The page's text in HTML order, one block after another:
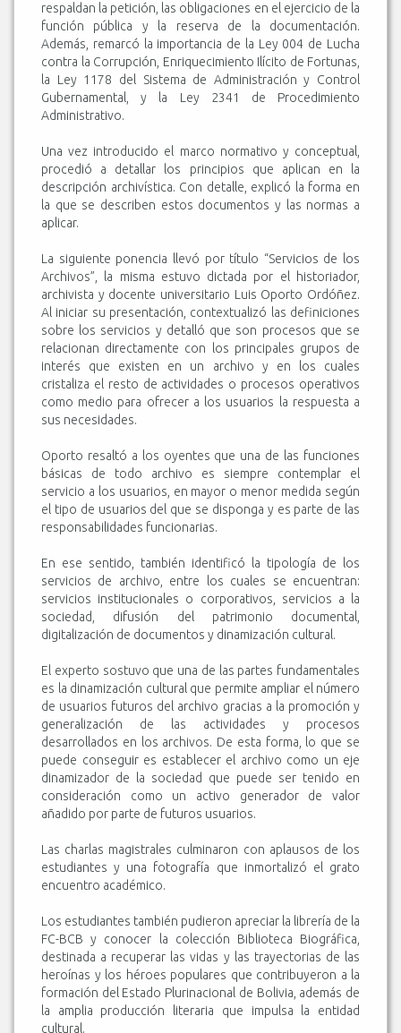
respaldan la petición, las obligaciones en el ejercicio de la
función pública y la reserva de la documentación.
Además, remarcó la importancia de la Ley 004 de Lucha
contra la Corrupción, Enriquecimiento Ilícito de Fortunas,
la Ley 1178 del Sistema de Administración y Control
Gubernamental, y la Ley 2341 de Procedimiento
Administrativo.
Una vez introducido el marco normativo y conceptual,
procedió a detallar los principios que aplican en la
descripción archivística. Con detalle, explicó la forma en
la que se describen estos documentos y las normas a
aplicar.
La siguiente ponencia llevó por título “Servicios de los
Archivos”, la misma estuvo dictada por el historiador,
archivista y docente universitario Luis Oporto Ordóñez.
Al iniciar su presentación, contextualizó las definiciones
sobre los servicios y detalló que son procesos que se
relacionan directamente con los principales grupos de
interés que existen en un archivo y en los cuales
cristaliza el resto de actividades o procesos operativos
como medio para ofrecer a los usuarios la respuesta a
sus necesidades.
Oporto resaltó a los oyentes que una de las funciones
básicas de todo archivo es siempre contemplar el
servicio a los usuarios, en mayor o menor medida según
el tipo de usuarios del que se disponga y es parte de las
responsabilidades funcionarias.
En ese sentido, también identificó la tipología de los
servicios de archivo, entre los cuales se encuentran:
servicios institucionales o corporativos, servicios a la
sociedad, difusión del patrimonio documental,
digitalización de documentos y dinamización cultural.
El experto sostuvo que una de las partes fundamentales
es la dinamización cultural que permite ampliar el número
de usuarios futuros del archivo gracias a la promoción y
generalización de las actividades y procesos
desarrollados en los archivos. De esta forma, lo que se
puede conseguir es establecer el archivo como un eje
dinamizador de la sociedad que puede ser tenido en
consideración como un activo generador de valor
añadido por parte de futuros usuarios.
Las charlas magistrales culminaron con aplausos de los
estudiantes y una fotografía que inmortalizó el grato
encuentro académico.
Los estudiantes también pudieron apreciar la librería de la
FC-BCB y conocer la colección Biblioteca Biográfica,
destinada a recuperar las vidas y las trayectorias de las
heroínas y los héroes populares que contribuyeron a la
formación del Estado Plurinacional de Bolivia, además de
la amplia producción literaria que impulsa la entidad
cultural.